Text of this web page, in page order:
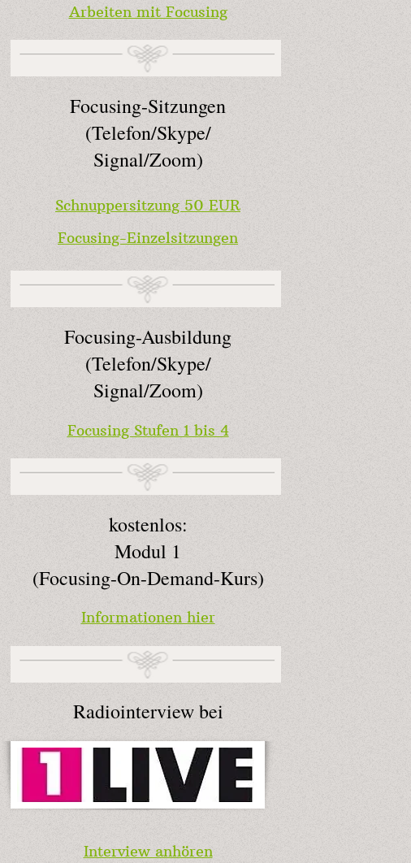
Arbeiten mit Focusing
Focusing-Sitzungen
(Telefon/Skype/
Signal/Zoom)
Schnuppersitzung 50 EUR
Focusing-Einzelsitzungen
Focusing-Ausbildung
(Telefon/Skype/
Signal/Zoom)
Focusing Stufen 1 bis 4
kostenlos:
Modul 1
(Focusing-On-Demand-Kurs)
Informationen hier
Radiointerview bei
Interview anhören